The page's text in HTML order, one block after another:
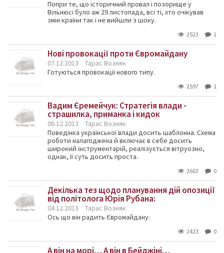
Попри те, що історичний провал і позорище у
Вільнюсі було аж 29 листопада, всі ті, хто очікував
змін країни так і не вийшли з шоку.
2523 1
Нові провокації проти Євромайдану
07.12.2013
Тарас Возняк
Готуються провокації нового типу.
2597 1
Вадим Єремейчук: Стратегія влади -
страшилка, приманка і кидок
06.12.2013
Тарас Возняк
Поведінка української влади досить шаблонна. Схема
роботи налагоджена й включає в себе досить
широкий інструментарій, реалізується вітруозно,
однак, її суть досить проста.
2663 0
Декілька тез щодо планування дій опозиції
від політолога Юрія Рубана:
04.12.2013
Тарас Возняк
Ось що він радить Євромайдану:
2423 0
А він на морі… А він в Бейджіні…